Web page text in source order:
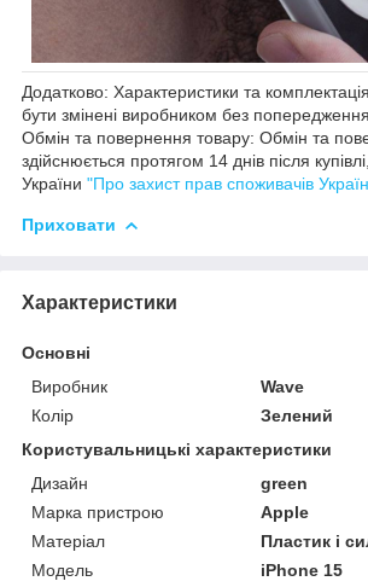
Додатково: Характеристики та
бути змінені виробником без попередження.
Обмін та повернення товару: Обмін та
здійснюється протягом 14 днів після
України "Про захист прав споживачів
Приховати
Характеристики
Основні
Виробник
Wave
Колір
Зелений
Користувальницькі характеристики
Дизайн
green
Марка пристрою
Apple
Матеріал
Пластик і
Мoдель
iPhone 15